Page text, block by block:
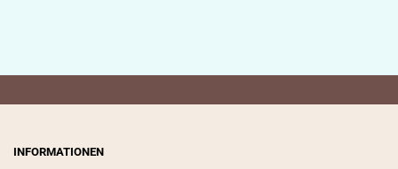
INFORMATIONEN